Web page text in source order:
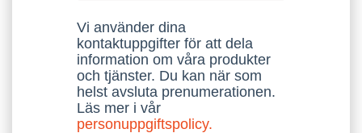
Vi använder dina
kontaktuppgifter för att dela
information om våra produkter
och tjänster. Du kan när som
helst avsluta prenumerationen.
Läs mer i vår
personuppgiftspolicy.